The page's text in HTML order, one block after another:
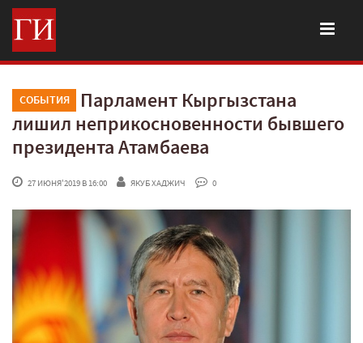
СОБЫТИЯ
Парламент Кыргызстана
лишил неприкосновенности бывшего
президента Атамбаева
27 ИЮНЯ'2019 В 16:00 ЯКУБ ХАДЖИЧ 0